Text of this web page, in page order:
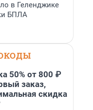
в Геленджике
БПЛА
50% от 800 ₽
заказ,
скидка